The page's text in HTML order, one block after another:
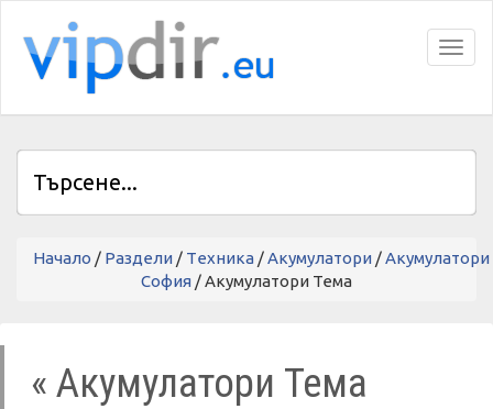
Начало / Раздели / Tехника /Акумулатори /Акумулатори
София / Акумулатори Тема
« Акумулатори Тема